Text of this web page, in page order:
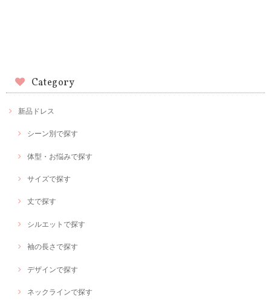
Category
新品ドレス
シーン別で探す
体型・お悩みで探す
サイズで探す
丈で探す
シルエットで探す
袖の長さで探す
デザインで探す
ネックラインで探す